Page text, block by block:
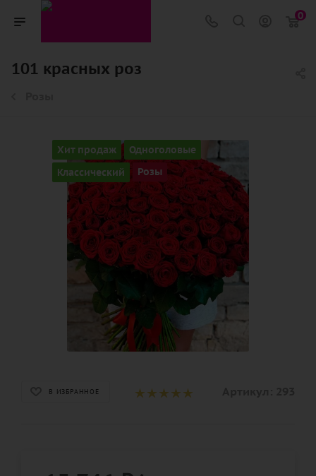
0
101 красных роз
Хит продаж
Одноголовые
Классический
Розы
В ИЗБРАННОЕ